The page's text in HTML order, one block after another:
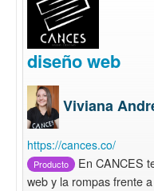
AYUDA
diseño web
Viviana
https://cances.co/
Producto
En CANCES
web y la rompas frente